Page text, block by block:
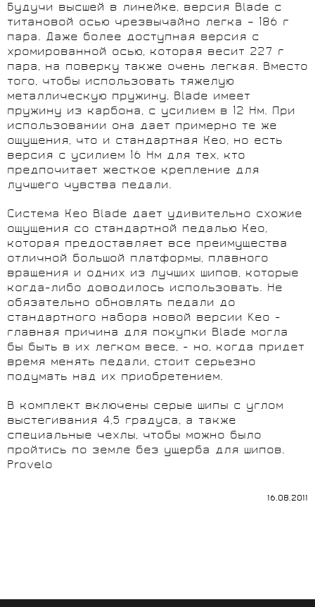
Будучи высшей в линейке, версия Blade с
титановой осью чрезвычайно легка – 186 г
пара. Даже более доступная версия с
хромированной осью, которая весит 227 г
пара, на поверку также очень легкая. Вместо
того, чтобы использовать тяжелую
металлическую пружину, Blade имеет
пружину из карбона, с усилием в 12 Нм. При
использовании она дает примерно те же
ощущения, что и стандартная Кео, но есть
версия с усилием 16 Нм для тех, кто
предпочитает жесткое крепление для
лучшего чувства педали.
Система Кео Blade дает удивительно схожие
ощущения со стандартной педалью Кео,
которая предоставляет все преимущества
отличной большой платформы, плавного
вращения и одних из лучших шипов, которые
когда-либо доводилось использовать. Не
обязательно обновлять педали до
стандартного набора новой версии Keo -
главная причина для покупки Blade могла
бы быть в их легком весе, - но, когда придет
время менять педали, стоит серьезно
подумать над их приобретением.
В комплект включены серые шипы с углом
выстегивания 4,5 градуса, а также
специальные чехлы, чтобы можно было
пройтись по земле без ущерба для шипов.
Provelo
16.08.2011